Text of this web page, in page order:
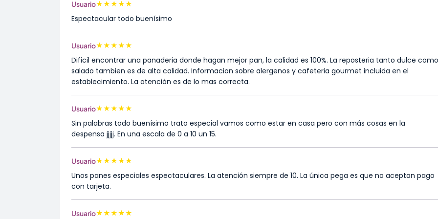
Usuario★★★★★
Espectacular todo buenísimo
Usuario★★★★★
Dificil encontrar una panaderia donde hagan mejor pan, la calidad es 100%. La reposteria tanto dulce como
salado tambien es de alta calidad. Informacion sobre alergenos y cafeteria gourmet incluida en el
establecimiento. La atención es de lo mas correcta.
Usuario★★★★★
Sin palabras todo buenísimo trato especial vamos como estar en casa pero con más cosas en la
despensa jjjjj. En una escala de 0 a 10 un 15.
Usuario★★★★★
Unos panes especiales espectaculares. La atención siempre de 10. La única pega es que no aceptan pago
con tarjeta.
Usuario★★★★★